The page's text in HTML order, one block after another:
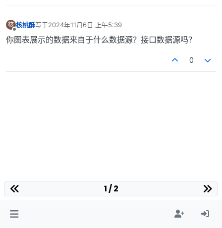
核
离线
核桃酥写于2024年11月6日 上午5:39
最后由 编辑
你图表展示的数据来自于什么数据源？接口数据源吗？
0
1 / 2